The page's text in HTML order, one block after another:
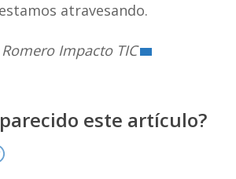
atravesando.
Impacto TIC
este artículo?